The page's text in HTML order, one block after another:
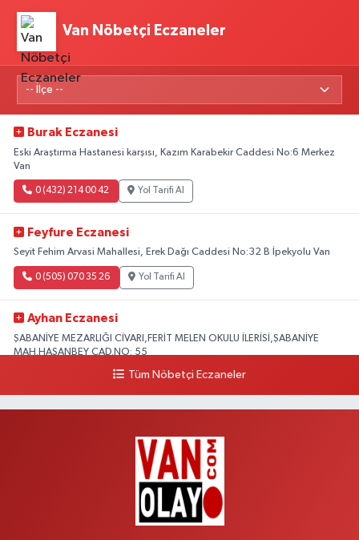
Van Nöbetçi Eczaneler
Burak Eczanesi
Eski Araştırma Hastanesi karşısı, Kazım Karabekir Caddesi No:6 Merkez
Van
0 (432) 214 00 42 Yol Tarifi Al
Feyfure Eczanesi
Seyit Fehim Arvasi Mahallesi, Erek Dağı Caddesi No:32 B İpekyolu Van
0 (505) 070 35 26 Yol Tarifi Al
Ayhan Eczanesi
ŞABANİYE MEZARLIĞI CİVARI,FERİT MELEN OKULU İLERİSİ,ŞABANİYE
MAH.HASANBEY CAD.NO: 55
Yol Tarifi Al
ŞEHİT JANDARMA BİNBAŞI KIVANÇ CESUR MAH.VALİ MÜNİR KARALOĞLU
Yol Tarifi Al
Tüm Nöbetçi Eczaneler